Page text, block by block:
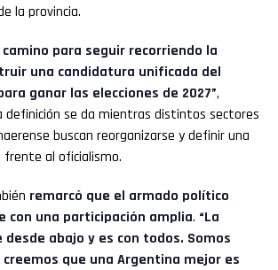
la provincia.
camino para seguir recorriendo la
una candidatura unificada del
ganar las elecciones de 2027”,
definición se da mientras distintos sectores
buscan reorganizarse y definir una
al oficialismo.
remarcó que el armado político
con una participación amplia. “La
abajo y es con todos. Somos
que una Argentina mejor es